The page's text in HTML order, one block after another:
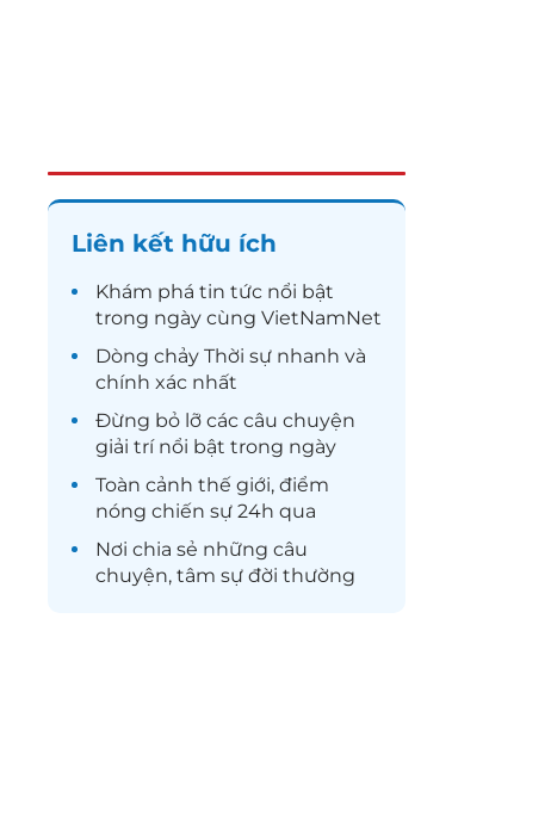
Liên kết hữu ích
Khám phá tin tức nổi bật
trong ngày cùng VietNamNet
Dòng chảy Thời sự nhanh và
chính xác nhất
Đừng bỏ lỡ các câu chuyện
giải trínổi bật trong ngày
Toàn cảnh thế giới, điểm
nóng chiến sự 24h qua
Nơi chia sẻ những câu
chuyện, tâm sự đời thường